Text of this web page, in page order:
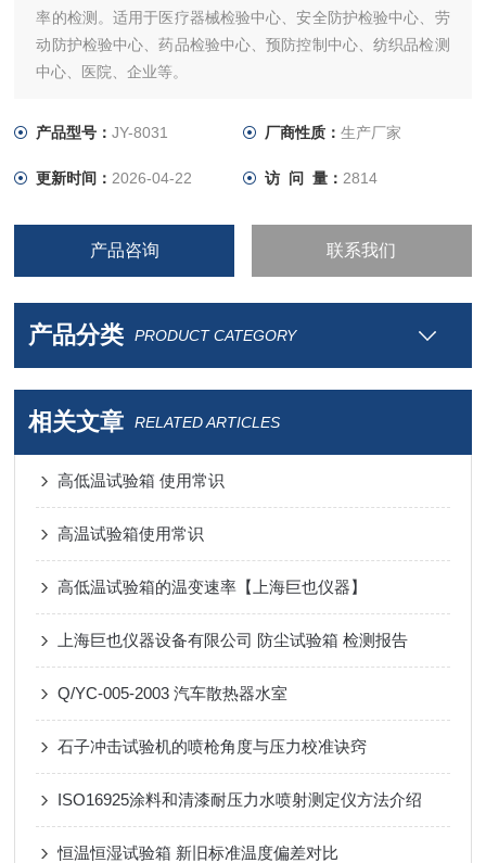
率的检测。适用于医疗器械检验中心、安全防护检验中心、劳
动防护检验中心、药品检验中心、预防控制中心、纺织品检测
中心、医院、企业等。
产品型号：JY-8031 厂商性质： 生产厂家
更新时间： 2026-04-22 访 问 量： 2814
产品咨询 联系我们
产品分类 PRODUCT CATEGORY
相关文章 RELATED ARTICLES
高低温试验箱 使用常识
高温试验箱使用常识
高低温试验箱的温变速率【上海巨也仪器】
上海巨也仪器设备有限公司 防尘试验箱 检测报告
Q/YC-005-2003 汽车散热器水室
石子冲击试验机的喷枪角度与压力校准诀窍
ISO16925涂料和清漆耐压力水喷射测定仪方法介绍
恒温恒湿试验箱 新旧标准温度偏差对比